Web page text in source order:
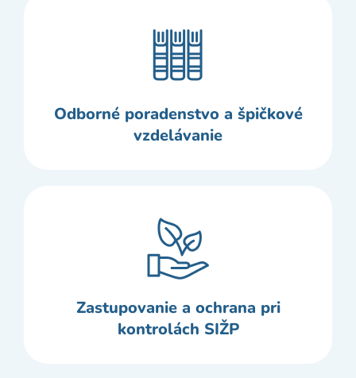
Odborné poradenstvo a špičkové
vzdelávanie
Zastupovanie a ochrana pri
kontrolách SIŽP